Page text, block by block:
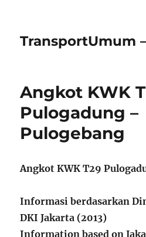
TransportUmum
Angkot KWK
Pulogadung –
Pulogebang
Angkot KWK T29
Informasi berdasarkan
DKI Jakarta (2013)
Information based on